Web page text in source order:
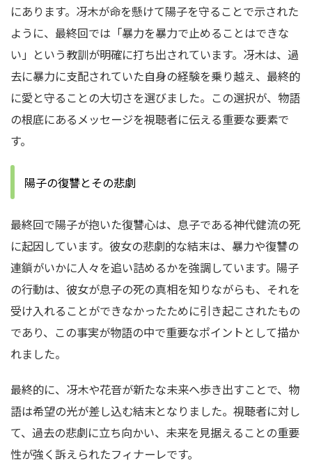
にあります。冴木が命を懸けて陽子を守ることで示された
ように、最終回では「暴力を暴力で止めることはできな
い」という教訓が明確に打ち出されています。冴木は、過
去に暴力に支配されていた自身の経験を乗り越え、最終的
に愛と守ることの大切さを選びました。この選択が、物語
の根底にあるメッセージを視聴者に伝える重要な要素で
す。
陽子の復讐とその悲劇
最終回で陽子が抱いた復讐心は、息子である神代健流の死
に起因しています。彼女の悲劇的な結末は、暴力や復讐の
連鎖がいかに人々を追い詰めるかを強調しています。陽子
の行動は、彼女が息子の死の真相を知りながらも、それを
受け入れることができなかったために引き起こされたもの
であり、この事実が物語の中で重要なポイントとして描か
れました。
最終的に、冴木や花音が新たな未来へ歩き出すことで、物
語は希望の光が差し込む結末となりました。視聴者に対し
て、過去の悲劇に立ち向かい、未来を見据えることの重要
性が強く訴えられたフィナーレです。